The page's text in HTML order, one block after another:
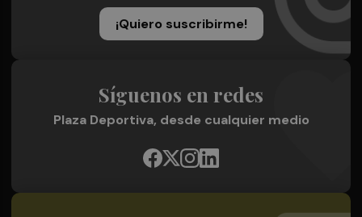
¡Quiero suscribirme!
Síguenos en redes
Plaza Deportiva, desde cualquier medio